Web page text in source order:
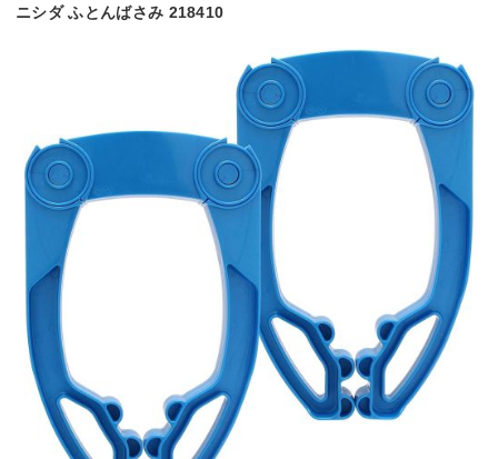
ニシダ ふとんばさみ 218410